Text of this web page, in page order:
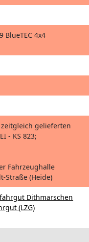
BlueTEC 4x4
gelieferten
- KS 823;
Fahrzeughalle
Straße (Heide)
Dithmarschen
(LZG)